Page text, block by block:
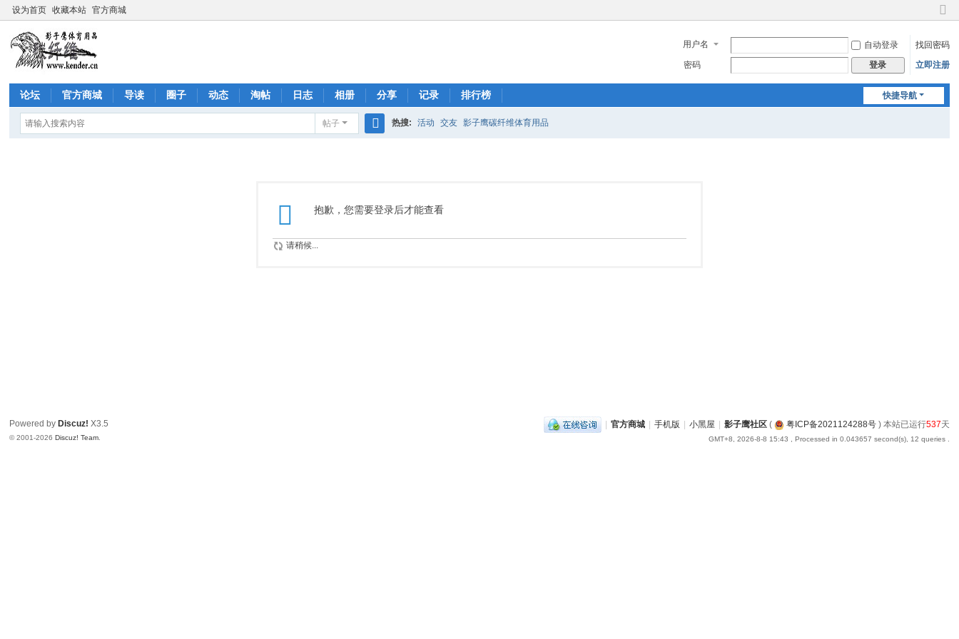
设为首页 收藏本站 官方商城
切
到
窄
用户名 自动登录
找回密码
密码
登录 立即注册
快捷导航
论坛 官方商城 导读 圈子 动态 淘帖 日志 相册 分享 记录 排行榜
帖子 热搜: 活动 交友 影子鹰碳纤维体育用品
抱歉，您需要登录后才能查看
请稍候...
| 官方商城 | 手机版 | 小黑屋 | 影子鹰社区( 粤ICP备2021124288号) 本站已运行537天
GMT+8, 2026-8-8 15:43 , Processed in 0.043657 second(s), 12 queries .
Powered by Discuz! X3.5
© 2001-2026Discuz! Team